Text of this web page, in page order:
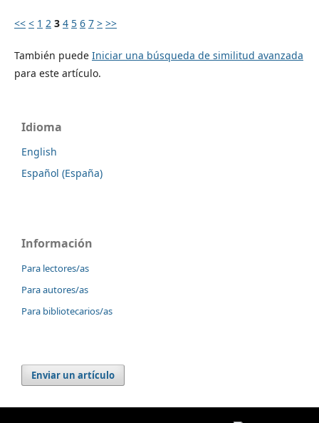
<< < 1 2 3 4 5 6 7 > >>
También puede Iniciar una búsqueda de similitud avanzada
para este artículo.
Idioma
English
Español (España)
Información
Para lectores/as
Para autores/as
Para bibliotecarios/as
Enviar un artículo